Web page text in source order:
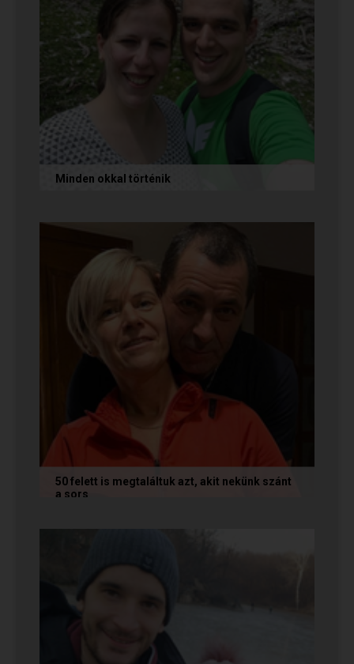
Minden okkal történik
Nagyon örülünk nekik! Ha Te...
50 felett is megtaláltuk azt, akit nekünk szánt
a sors
nekünk, akik megtalálták egymást az oldalon. Ha